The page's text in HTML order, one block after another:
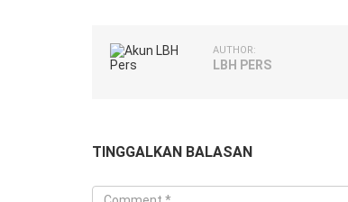
AUTHOR:
LBH PERS
TINGGALKAN BALASAN